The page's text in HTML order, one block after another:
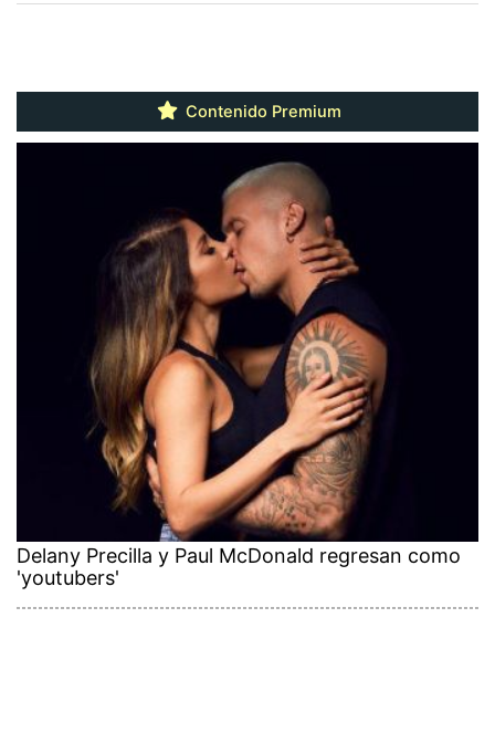
Contenido Premium
Delany Precilla y Paul McDonald regresan como
'youtubers'